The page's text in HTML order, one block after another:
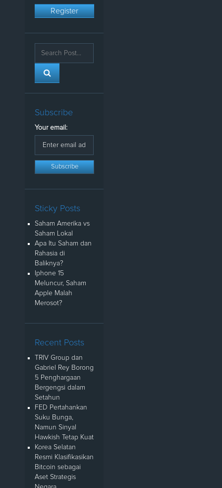
Register
Subscribe
Your email:
Sticky Posts
Saham Amerika vs
Saham Lokal
Apa Itu Saham dan
Rahasia di
Baliknya?
Iphone 15
Meluncur, Saham
Apple Malah
Merosot?
Recent Posts
TRIV Group dan
Gabriel Rey Borong
5 Penghargaan
Bergengsi dalam
Setahun
FED Pertahankan
Suku Bunga,
Namun Sinyal
Hawkish Tetap Kuat
Korea Selatan
Resmi Klasifikasikan
Bitcoin sebagai
Aset Strategis